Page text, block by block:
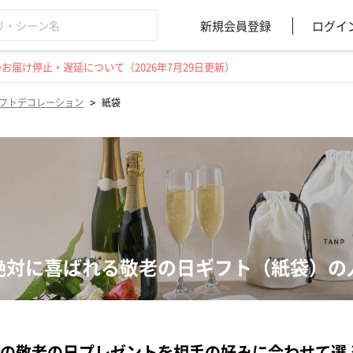
新規会員登録 ログイ
け停止・遅延について（2026年7月29日更新）
トデコレーション > 紙袋
対に喜ばれる敬老の日ギフト（紙袋）